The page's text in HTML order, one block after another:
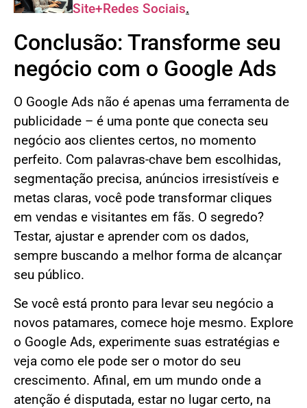
Site+Redes Sociais.
Conclusão: Transforme seu
negócio com o Google Ads
O Google Ads não é apenas uma ferramenta de
publicidade – é uma ponte que conecta seu
negócio aos clientes certos, no momento
perfeito. Com palavras-chave bem escolhidas,
segmentação precisa, anúncios irresistíveis e
metas claras, você pode transformar cliques
em vendas e visitantes em fãs. O segredo?
Testar, ajustar e aprender com os dados,
sempre buscando a melhor forma de alcançar
seu público.
Se você está pronto para levar seu negócio a
novos patamares, comece hoje mesmo. Explore
o Google Ads, experimente suas estratégias e
veja como ele pode ser o motor do seu
crescimento. Afinal, em um mundo onde a
atenção é disputada, estar no lugar certo, na